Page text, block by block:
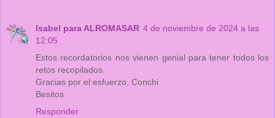
Isabel para ALROMASAR 4 de noviembre de 2024 a las
12:05
Estos recordatorios nos vienen genial para tener todos los
retos recopilados.
Gracias por el esfuerzo, Conchi
Besitos
Responder